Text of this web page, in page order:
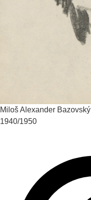
Miloš Alexander Bazovský
1940/1950